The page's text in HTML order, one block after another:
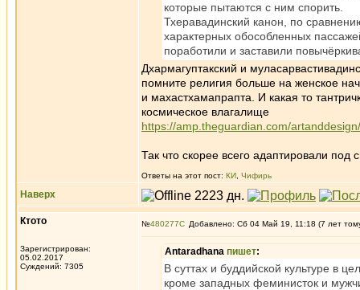
которые пытаются с ним спорить.
Тхеравадинский канон, по
характерных обособленных
поработили и заставили
Дхармагуптакский и
помните религия больше на женское
и махастхамапрапта. И какая то
космическое влагалище
https://amp.theguardian.com/
Так что скорее всего адаптировали
Ответы на этот пост: КИ Чифирь
Наверх
Ктото
Зарегистрирован:
05.02.2017
Суждений: 7305
№480277 Добавлено: Сб 04 Май 19, 11:18 (7 лет
Antaradhana пишет:
В суттах и буддийской культуре в
кроме западных феминисток и